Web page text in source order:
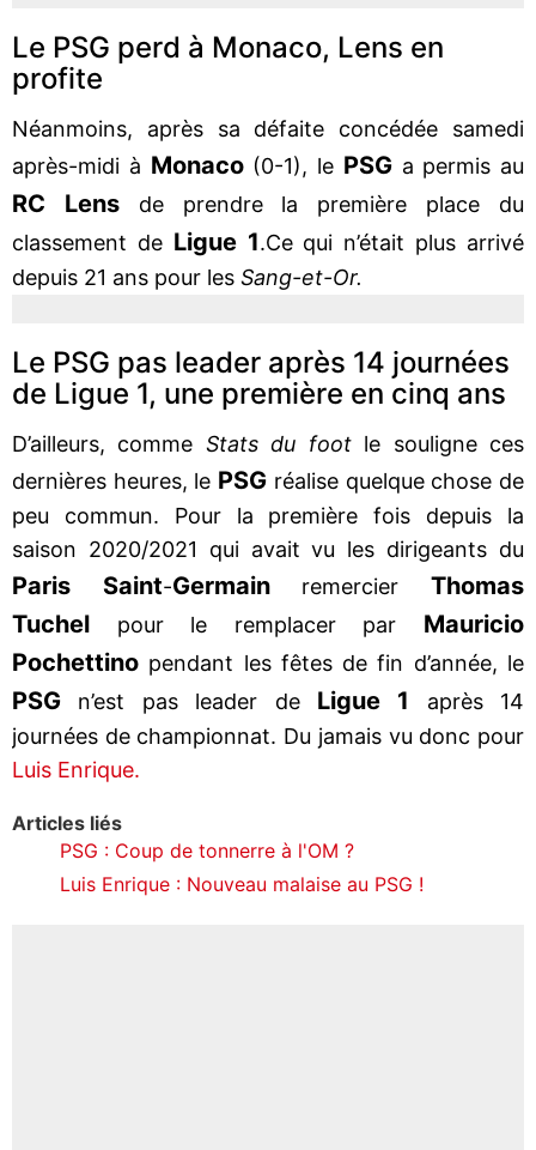
Le PSG perd à Monaco, Lens en
profite
Néanmoins, après sa défaite concédée samedi
après-midi à Monaco (0-1), le PSG a permis au
RC Lens
de prendre la première place du
classement de Ligue 1.Ce qui n’était plus arrivé
depuis 21 ans pour les Sang-et-Or.
Le PSG pas leader après 14 journées
de Ligue 1, une première en cinq ans
D’ailleurs, comme Stats du foot le souligne ces
dernières heures, le PSG réalise quelque chose de
peu commun. Pour la première fois depuis la
saison 2020/2021 qui avait vu les dirigeants du
Paris Saint-Germain remercierThomas
Tuchel
pour le remplacer par Mauricio
Pochettino pendant les fêtes de fin d’année, le
PSG n’est pas leader de Ligue 1
après 14
journées de championnat. Du jamais vu donc pour
Luis Enrique.
Articles liés
PSG : Coup de tonnerre à l'OM ?
Luis Enrique : Nouveau malaise au PSG !